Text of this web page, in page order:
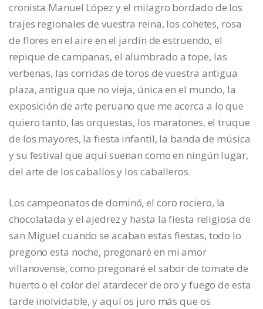
cronista Manuel López y el milagro bordado de los
trajes regionales de vuestra reina, los cohetes, rosa
de flores en el aire en el jardín de estruendo, el
repique de campanas, el alumbrado a tope, las
verbenas, las corridas de toros de vuestra antigua
plaza, antigua que no vieja, única en el mundo, la
exposición de arte peruano que me acerca a lo que
quiero tanto, las orquestas, los maratones, el truque
de los mayores, la fiesta infantil, la banda de música
y su festival que aquí suenan como en ningún lugar,
del arte de los caballos y los caballeros.
Los campeonatos de dominó, el coro rociero, la
chocolatada y el ajedrez y hasta la fiesta religiosa de
san Miguel cuando se acaban estas fiestas, todo lo
pregono esta noche, pregonaré en mi amor
villanovense, como pregonaré el sabor de tomate de
huerto o el color del atardecer de oro y fuego de esta
tarde inolvidable, y aquí os juro más que os